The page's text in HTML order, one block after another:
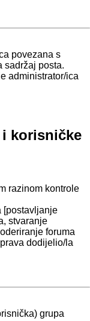
povezana s
sadržaj posta.
administrator/ica
korisničke
razinom kontrole
[postavljanje
stvaranje
foruma
dodijelio/la
grupa